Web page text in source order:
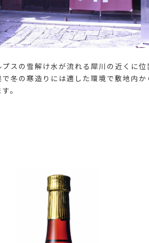
スの雪解け水が流れる犀川の近くに位
冬の寒造りには適した環境で敷地内
。